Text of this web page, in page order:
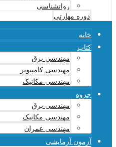
روانشناسی
دوره مهارتی
خانه
کتاب
مهندسی برق
مهندسی کامپیوتر
مهندسی مکانیک
جزوه
مهندسی برق
مهندسی مکانیک
مهندسی عمران
آزمون آزمایشی